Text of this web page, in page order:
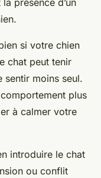
présence d’un
si votre chien
chat peut tenir
sentir moins seul.
plus
à calmer votre
introduire le chat
ou conflit